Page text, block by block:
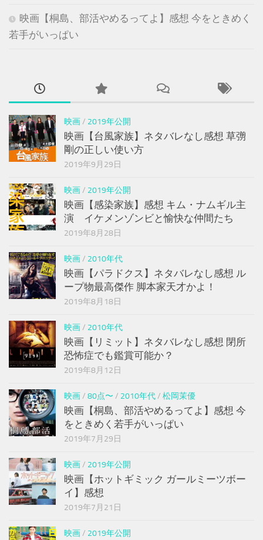
映画【桐島、部活やめるってよ】感想 今をときめく
若手がいっぱい
映画/ 2019年公開
映画【台風家族】ネタバレなし感想 草彅
剛の正しい使い方
2019年9月29日
映画/ 2019年公開
映画【感染家族】感想 キム・ナムギル主
演 イケメンゾンビと愉快な仲間たち
2019年8月28日
映画/ 2010年代
映画【パラドクス】ネタバレなし感想 ル
ープ物最高傑作 脚本家天才かよ！
2019年8月18日
映画/ 2010年代
映画【リミット】ネタバレなし感想 閉所
恐怖症でも鑑賞可能か？
2019年8月12日
映画/ 80点〜 / 2010年代/ 松岡茉優
映画【桐島、部活やめるってよ】感想 今
をときめく若手がいっぱい
2019年7月29日
映画/ 2019年公開
映画【ホットギミック ガールミーツボー
イ】感想
2019年7月21日
映画/ 2019年公開